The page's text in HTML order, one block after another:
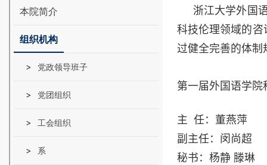
本院简介
组织机构
党政领导班子
党团组织
工会组织
系
浙江大学外国
科技伦理领域的咨
过健全完善的体
第一届外国语学
主 任：董燕萍
副主任：闵尚超
秘书：杨静 滕琳